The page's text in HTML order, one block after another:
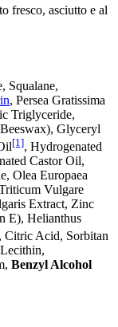
fresco, asciutto e al
Squalane,
, Persea Gratissima
Triglyceride,
Glyceryl
[1], Hydrogenated
Castor Oil,
Olea Europaea
Vulgare
Extract, Zinc
E), Helianthus
Acid, Sorbitan
Benzyl Alcohol